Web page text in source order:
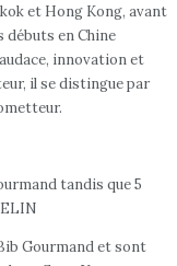
et Hong Kong, avant
débuts en Chine
innovation et
il se distingue par
tandis que 5
Gourmand et sont